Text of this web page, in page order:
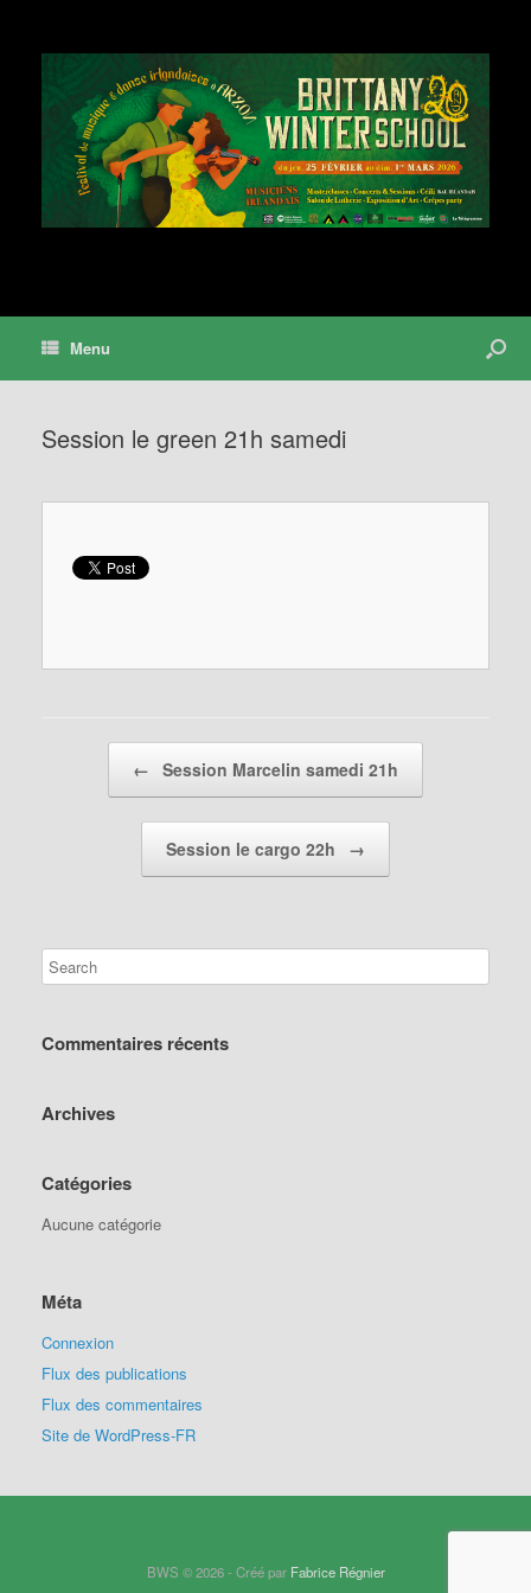
Menu
Session le green 21h samedi
← Session Marcelin samedi 21h
Session le cargo 22h →
Commentaires récents
Archives
Catégories
Aucune catégorie
Méta
Connexion
Flux des publications
Flux des commentaires
Site de WordPress-FR
BWS © 2026 - Créé par Fabrice Régnier